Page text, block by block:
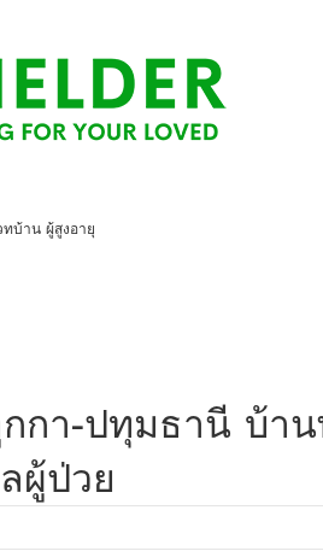
ทบ้าน ผู้สูงอายุ
กา-ปทุมธานี บ้า
ผู้ป่วย